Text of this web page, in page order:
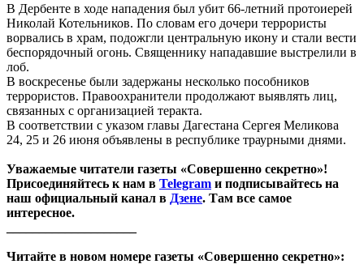
В Дербенте в ходе нападения был убит 66-летний протоиерей
Николай Котельников. По словам его дочери террористы
ворвались в храм, подожгли центральную икону и стали вести
беспорядочный огонь. Священнику нападавшие выстрелили в
лоб.
В воскресенье были задержаны несколько пособников
террористов. Правоохранители продолжают выявлять лиц,
связанных с организацией теракта.
В соответствии с указом главы Дагестана Сергея Меликова
24, 25 и 26 июня объявлены в республике траурными днями.
Уважаемые читатели газеты «Совершенно секретно»!
Присоединяйтесь к нам в Telegram и подписывайтесь на
наш официальный канал в Дзене. Там все самое
интересное.
Читайте в новом номере газеты «Совершенно секретно»: